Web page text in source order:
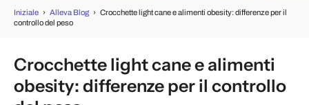
Iniziale › Alleva Blog › Crocchette light cane e alimenti obesity: differenze per il
controllo del peso
Crocchette light cane e alimenti
obesity: differenze per il controllo